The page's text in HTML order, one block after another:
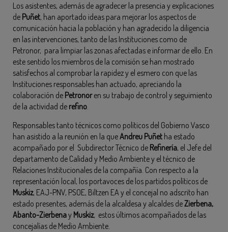
Los asistentes, además de agradecer la presencia y explicaciones
de Puñet, han aportado ideas para mejorar los aspectos de
comunicación hacia la población y han agradecido la diligencia
en las intervenciones, tanto de las Instituciones como de
Petronor, para limpiar las zonas afectadas e informar de ello. En
este sentido los miembros de la comisión se han mostrado
satisfechos al comprobar la rapidez y el esmero con que las
Instituciones responsables han actuado, apreciando la
colaboración de Petronoren su trabajo de control y seguimiento
de la actividad de refino.
Responsables tanto técnicos como políticos del Gobierno Vasco
han asistido a la reunión en la queAndreu Puñet ha estado
acompañado por el Subdirector Técnico de Refinería, el Jefe del
departamento de Calidad y Medio Ambiente y el técnico de
Relaciones Institucionales de la compañía. Con respecto a la
representación local, los portavoces de los partidos políticos de
Muskiz, EAJ-PNV, PSOE, Biltzen EA y el concejal no adscrito han
estado presentes, además de la alcaldesa y alcaldes deZierbena,
Abanto-Zierbenay Muskiz, estos últimos acompañados de las
concejalías de Medio Ambiente.